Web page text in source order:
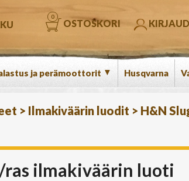
OSTOSKORI
0
ja perämoottorit ▼ Husqvarna
> Ilmakiväärin luodit > H&N
ras ilmakiväärin luoti